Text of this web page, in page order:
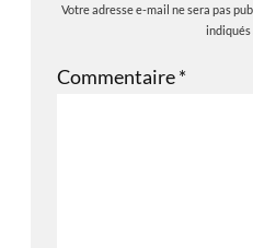
Votre adresse e-mail ne sera pas
indiqués
Commentaire*